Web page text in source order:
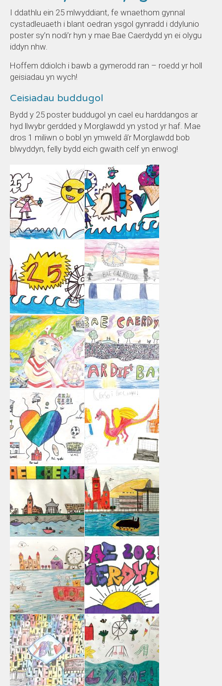
I ddathlu ein 25 mlwyddiant, fe wnaethom gynnal
cystadleuaeth i blant oedran ysgol gynradd i ddylunio
poster sy’n nodi’r hyn y mae Bae Caerdydd yn ei olygu
iddyn nhw.
Hoffem ddiolch i bawb a gymerodd ran – roedd yr holl
geisiadau yn wych!
Ceisiadau buddugol
Bydd y 25 poster buddugol yn cael eu harddangos ar
hyd llwybr gerdded y Morglawdd yn ystod yr haf. Mae
dros 1 miliwn o bobl yn ymweld â’r Morglawdd bob
blwyddyn, felly bydd eich gwaith celf yn enwog!